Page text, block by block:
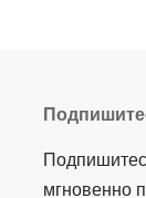
мгновенно